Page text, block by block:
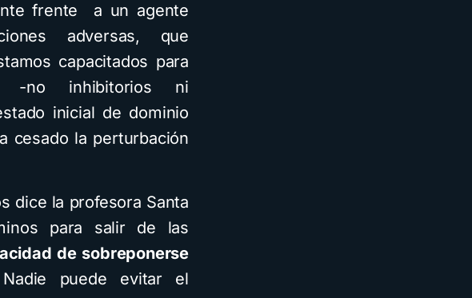
frente a un agente
adversas, que
capacitados para
-no inhibitorios ni
inicial de dominio
cesado la perturbación
dice la profesora Santa
para salir de las
de sobreponerse
Nadie puede evitar el